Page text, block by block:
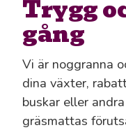
Trygg
gång
Vi är noggranna
dina växter,
buskar eller
gräsmattas